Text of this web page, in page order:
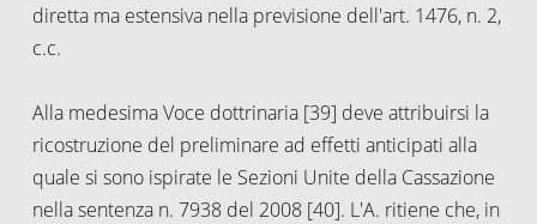
diretta ma estensiva nella previsione dell'art. 1476, n. 2,
c.c.
Alla medesima Voce dottrinaria [39] deve attribuirsi la
ricostruzione del preliminare ad effetti anticipati alla
quale si sono ispirate le Sezioni Unite della Cassazione
nella sentenza n. 7938 del 2008 [40]. L'A. ritiene che, in